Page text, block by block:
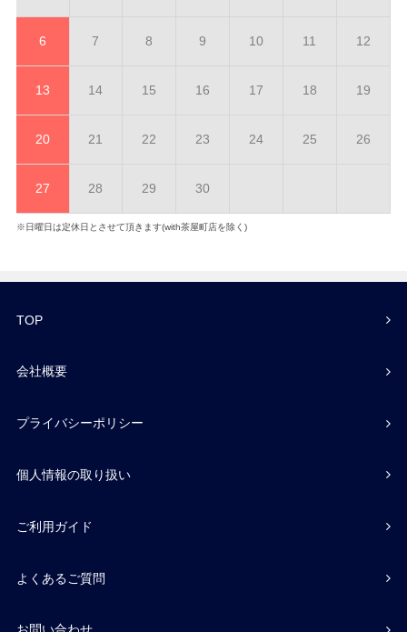
6 7 8 9 10 11 12
13 14 15 16 17 18 19
20 21 22 23 24 25 26
27 28 29 30
※日曜日は定休日とさせて頂きます(with茶屋町店を除く)
TOP
会社概要
プライバシーポリシー
個人情報の取り扱い
ご利用ガイド
よくあるご質問